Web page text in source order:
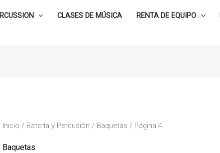
CLASES DE MÚSICA RENTA DE EQUIPO
Inicio / Batería y Percusión / Baquetas / Página 4
Baquetas